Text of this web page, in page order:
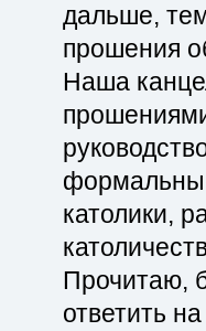
дальше,
прошения
Наша
католики,
Прочитаю,
ответить